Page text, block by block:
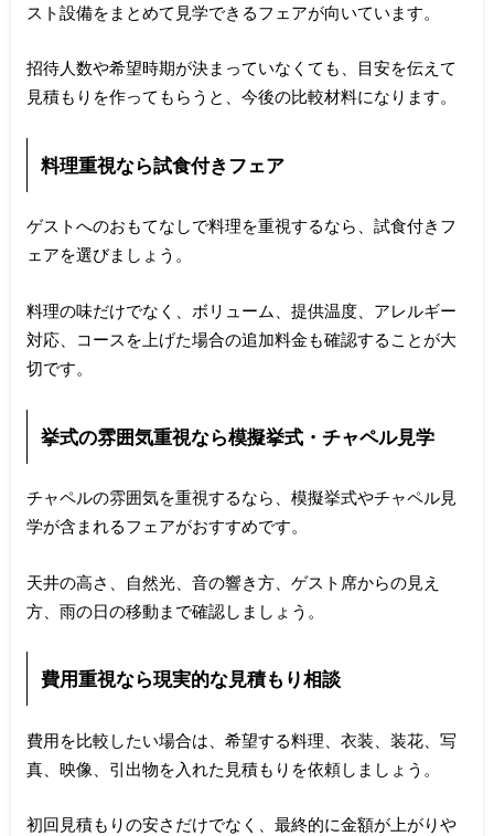
スト設備をまとめて見学できるフェアが向いています。
招待人数や希望時期が決まっていなくても、目安を伝えて
見積もりを作ってもらうと、今後の比較材料になります。
料理重視なら試食付きフェア
ゲストへのおもてなしで料理を重視するなら、試食付きフ
ェアを選びましょう。
料理の味だけでなく、ボリューム、提供温度、アレルギー
対応、コースを上げた場合の追加料金も確認することが大
切です。
挙式の雰囲気重視なら模擬挙式・チャペル見学
チャペルの雰囲気を重視するなら、模擬挙式やチャペル見
学が含まれるフェアがおすすめです。
天井の高さ、自然光、音の響き方、ゲスト席からの見え
方、雨の日の移動まで確認しましょう。
費用重視なら現実的な見積もり相談
費用を比較したい場合は、希望する料理、衣装、装花、写
真、映像、引出物を入れた見積もりを依頼しましょう。
初回見積もりの安さだけでなく、最終的に金額が上がりや